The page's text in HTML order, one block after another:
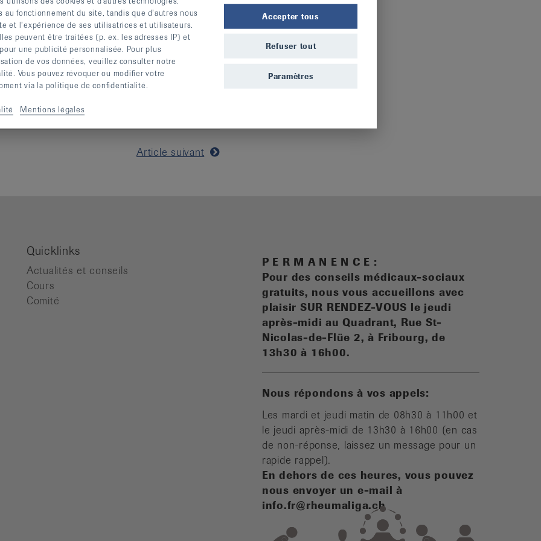
et personnalisées
de la LFR
Article suivant
Quicklinks
Actualités et conseils
Cours
Comité
P E R M A N E N C E :
Pour des conseils médicaux-sociaux
gratuits, nous vous accueillons avec
plaisir SUR RENDEZ-VOUS le jeudi
après-midi au Quadrant, Rue St-
Nicolas-de-Flüe 2, à Fribourg, de
13h30 à 16h00.
Nous répondons à vos appels:
Les mardi et jeudi matin de 08h30 à 11h00 et
le jeudi après-midi de 13h30 à 16h00 (en cas
de non-réponse, laissez un message pour un
rapide rappel).
En dehors de ces heures, vous pouvez
nous envoyer un e-mail à
info.fr@rheumaliga.ch
fonctionnement du site, tandis que d’autres nous
et l’expérience de ses utilisatrices et utilisateurs.
peuvent être traitées (p. ex. les adresses IP) et
une publicité personnalisée. Pour plus
de vos données, veuillez consulter notre
Vous pouvez révoquer ou modifier votre
via la politique de confidentialité.
Mentions légales
Accepter tous
Refuser tout
Paramètres